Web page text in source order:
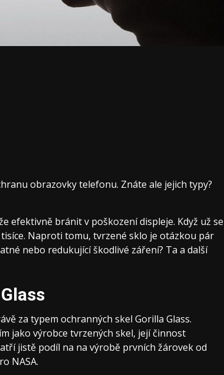
obrazovky telefonu. Znáte ale jejich typy?
efektivně bránit v poškození displeje. Když už se
Naproti tomu, tvrzené sklo je otázkou pár
nebo redukující škodlivé záření? Ta a další
za typem ochranných skel Gorilla Glass.
jako výrobce tvrzených skel, její činnost
jistě podíl na na výrobě prvních žárovek od
NASA.